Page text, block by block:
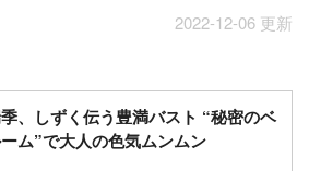
2022-12-06 更新
、しずく伝う豊満バスト “秘密のベ
ム”で大人の色気ムンムン